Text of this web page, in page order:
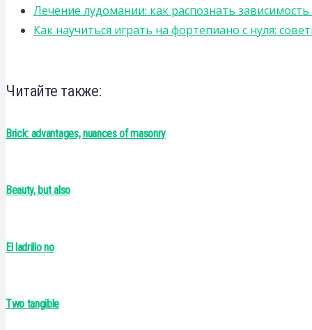
Лечение лудомании: как распознать
Как научиться играть на фортепиано с нуля:
Читайте также:
Brick: advantages, nuances of masonry
Beauty, but also
El ladrillo no
Two tangible